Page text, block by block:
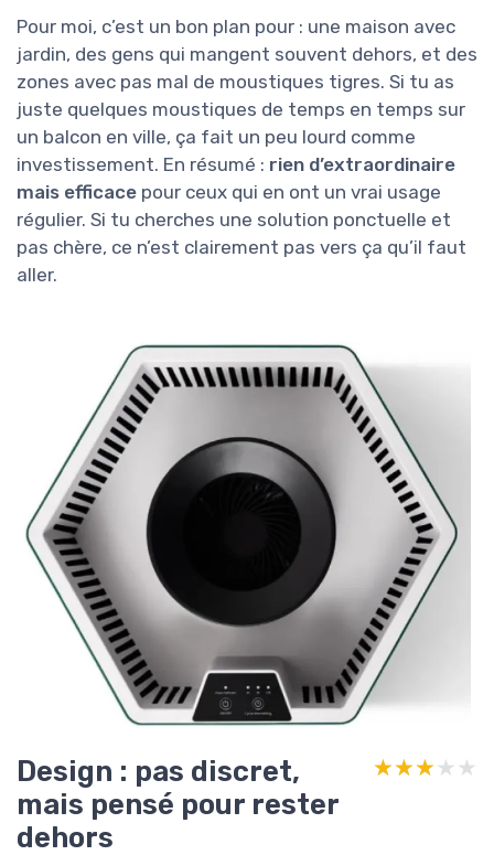
Pour moi, c’est un bon plan pour : une maison avec
jardin, des gens qui mangent souvent dehors, et des
zones avec pas mal de moustiques tigres. Si tu as
juste quelques moustiques de temps en temps sur
un balcon en ville, ça fait un peu lourd comme
investissement. En résumé : rien d’extraordinaire
mais efficace pour ceux qui en ont un vrai usage
régulier. Si tu cherches une solution ponctuelle et
pas chère, ce n’est clairement pas vers ça qu’il faut
aller.
Design : pas discret,
mais pensé pour rester
dehors
★★★★★
★★★★★